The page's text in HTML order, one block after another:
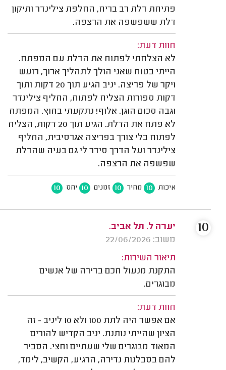
פתיחת דלת רב בריח, החלפת צילינדר ותיקון
דלת ששפשפה את הרצפה.
חוות דעת:
לא הצלחתי לפתוח את הדלת עם המפתח.
הייתי בטוח שאני הולך לתהליך ארוך, רועש
ויקר של פריצה. יניב הגיע תוך 20 דקות ותוך
דקות ספורות הצליח לפתוח, החליף צילינדר
וגבה סכום הוגן. אלוף! נתקעתי בחוץ. המפתח
לא פתח את הדלת. הגיע תוך 20 דקות, הצליח
לפתוח בלי צורך בפריצה אגרסיבית, החליף
צילינדר ועל הדרך סידר לי גם בעיה שהדלת
שפשפה את הרצפה.
איכות 10 מחיר 10 זמנים 10 יחס 10
יערה ל. תל אביב.
משוב: 22/06/2026
תיאור השירות:
התקנת מנעול חכם בדירה של אנשים
מבוגרים.
חוות דעת:
אם אפשר היה לתת 100 ולא 10 ליניב - זה
הציון שהייתי נותנת. יניב הקדיש להורים
המאוד מבוגרים שלי שעתיים וחצי. הסביר
להם בסבלנות נדירה, הרגיע, הקשיב, לימד,
10